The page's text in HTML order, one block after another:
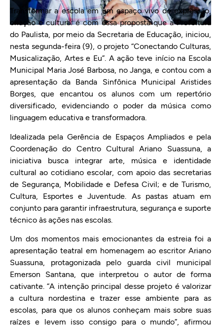
Transformar a escola em um espaço vivo de expressão,
criação e cultura: é com essa proposta que a Prefeitura
do Paulista, por meio da Secretaria de Educação, iniciou,
nesta segunda-feira (9), o projeto “Conectando Culturas,
Musicalização, Artes e Eu”. A ação teve início na Escola
Municipal Maria José Barbosa, no Janga, e contou com a
apresentação da Banda Sinfônica Municipal Aristides
Borges, que encantou os alunos com um repertório
diversificado, evidenciando o poder da música como
linguagem educativa e transformadora.
Idealizada pela Gerência de Espaços Ampliados e pela
Coordenação do Centro Cultural Ariano Suassuna, a
iniciativa busca integrar arte, música e identidade
cultural ao cotidiano escolar, com apoio das secretarias
de Segurança, Mobilidade e Defesa Civil; e de Turismo,
Cultura, Esportes e Juventude. As pastas atuam em
conjunto para garantir infraestrutura, segurança e suporte
técnico às ações nas escolas.
Um dos momentos mais emocionantes da estreia foi a
apresentação teatral em homenagem ao escritor Ariano
Suassuna, protagonizada pelo guarda civil municipal
Emerson Santana, que interpretou o autor de forma
cativante. “A intenção principal desse projeto é valorizar
a cultura nordestina e trazer esse ambiente para as
escolas, para que os alunos conheçam mais sobre suas
raízes e levem isso consigo para o mundo”, afirmou